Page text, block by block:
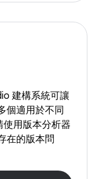
建構系統可讓
個適用於不同
用版本分析器
在的版本問